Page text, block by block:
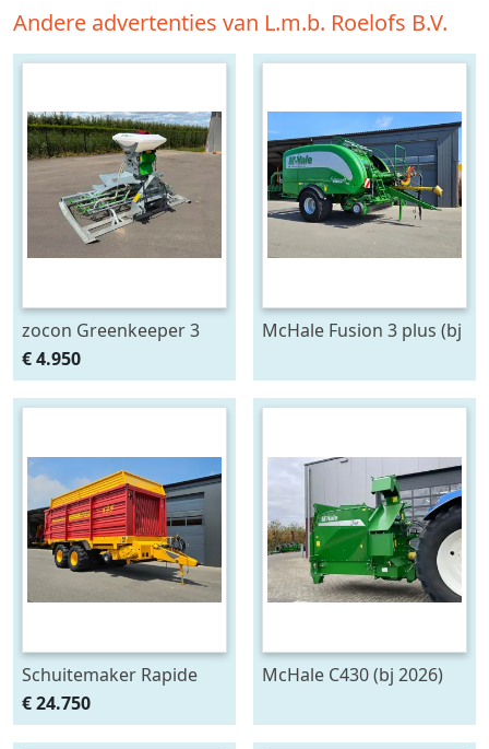
Andere advertenties van L.m.b. Roelofs B.V.
zocon Greenkeeper 3
mtr met Z150 PROF
zaaimachine
€ 4.950
McHale Fusion 3 plus (bj
Schuitemaker Rapide
135
opraapwagen/silagewagen
€ 24.750
McHale C430 (bj 2026)